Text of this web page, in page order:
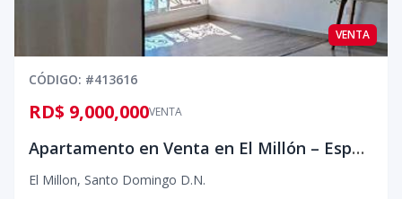
VENTA
CÓDIGO: #413616
VENTA
RD$ 9,000,000
Apartamento en Venta en El Millón – Espacioso y Excelente Ubicación
El Millon, Santo Domingo D.N.